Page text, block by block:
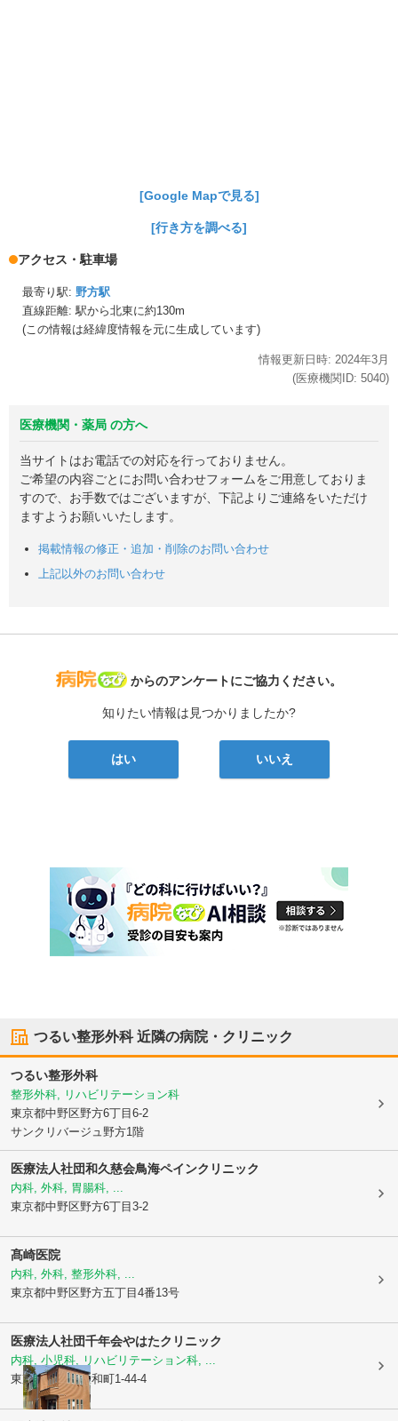
[Google Mapで見る]
[行き方を調べる]
アクセス・駐車場
最寄り駅: 野方駅
直線距離: 駅から北東に約130m
(この情報は経緯度情報を元に生成しています)
情報更新日時: 2024年3月
(医療機関ID: 5040)
医療機関・薬局 の方へ
当サイトはお電話での対応を行っておりません。
ご希望の内容ごとにお問い合わせフォームをご用意しておりま
すので、お手数ではございますが、下記よりご連絡をいただけ
ますようお願いいたします。
掲載情報の修正・追加・削除のお問い合わせ
上記以外のお問い合わせ
病院なび
からのアンケートにご協力ください。
知りたい情報は見つかりましたか?
はい いいえ
つるい整形外科近隣の病院・クリニック
つるい整形外科
整形外科, リハビリテーション科
東京都中野区野方6丁目6-2
サンクリバージュ野方1階
医療法人社団和久慈会鳥海ペインクリニック
内科, 外科, 胃腸科, ...
東京都中野区野方6丁目3-2
髙崎医院
内科, 外科, 整形外科, ...
東京都中野区野方五丁目4番13号
医療法人社団千年会やはたクリニック
内科, 小児科, リハビリテーション科, ...
東京都中野区大和町1-44-4